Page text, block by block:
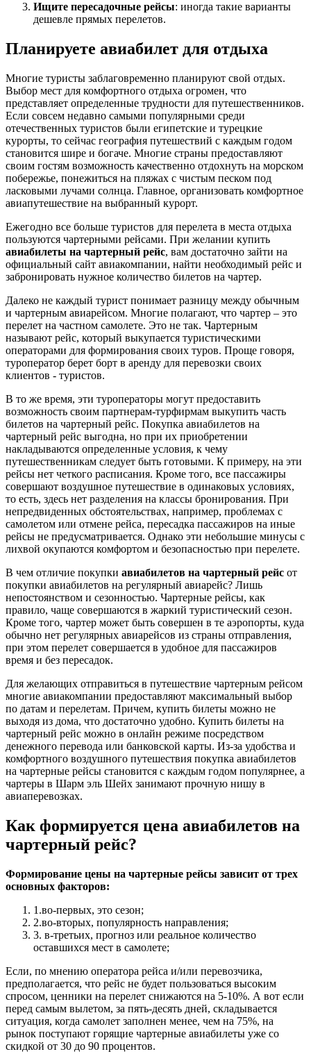
Ищите пересадочные рейсы: иногда такие варианты
дешевле прямых перелетов.
Планируете авиабилет для отдыха
Многие туристы заблаговременно планируют свой отдых.
Выбор мест для комфортного отдыха огромен, что
представляет определенные трудности для путешественников.
Если совсем недавно самыми популярными среди
отечественных туристов были египетские и турецкие
курорты, то сейчас география путешествий с каждым годом
становится шире и богаче. Многие страны предоставляют
своим гостям возможность качественно отдохнуть на морском
побережье, понежиться на пляжах с чистым песком под
ласковыми лучами солнца. Главное, организовать комфортное
авиапутешествие на выбранный курорт.
Ежегодно все больше туристов для перелета в места отдыха
пользуются чартерными рейсами. При желании купить
авиабилеты на чартерный рейс, вам достаточно зайти на
официальный сайт авиакомпании, найти необходимый рейс и
забронировать нужное количество билетов на чартер.
Далеко не каждый турист понимает разницу между обычным
и чартерным авиарейсом. Многие полагают, что чартер – это
перелет на частном самолете. Это не так. Чартерным
называют рейс, который выкупается туристическими
операторами для формирования своих туров. Проще говоря,
туроператор берет борт в аренду для перевозки своих
клиентов - туристов.
В то же время, эти туроператоры могут предоставить
возможность своим партнерам-турфирмам выкупить часть
билетов на чартерный рейс. Покупка авиабилетов на
чартерный рейс выгодна, но при их приобретении
накладываются определенные условия, к чему
путешественникам следует быть готовыми. К примеру, на эти
рейсы нет четкого расписания. Кроме того, все пассажиры
совершают воздушное путешествие в одинаковых условиях,
то есть, здесь нет разделения на классы бронирования. При
непредвиденных обстоятельствах, например, проблемах с
самолетом или отмене рейса, пересадка пассажиров на иные
рейсы не предусматривается. Однако эти небольшие минусы с
лихвой окупаются комфортом и безопасностью при перелете.
В чем отличие покупки авиабилетов на чартерный рейс от
покупки авиабилетов на регулярный авиарейс? Лишь
непостоянством и сезонностью. Чартерные рейсы, как
правило, чаще совершаются в жаркий туристический сезон.
Кроме того, чартер может быть совершен в те аэропорты, куда
обычно нет регулярных авиарейсов из страны отправления,
при этом перелет совершается в удобное для пассажиров
время и без пересадок.
Для желающих отправиться в путешествие чартерным рейсом
многие авиакомпании предоставляют максимальный выбор
по датам и перелетам. Причем, купить билеты можно не
выходя из дома, что достаточно удобно. Купить билеты на
чартерный рейс можно в онлайн режиме посредством
денежного перевода или банковской карты. Из-за удобства и
комфортного воздушного путешествия покупка авиабилетов
на чартерные рейсы становится с каждым годом популярнее, а
чартеры в Шарм эль Шейх занимают прочную нишу в
авиаперевозках.
Как формируется цена авиабилетов на
чартерный рейс?
Формирование цены на чартерные рейсы зависит от трех
основных факторов:
1.во-первых, это сезон;
2.во-вторых, популярность направления;
3. в-третьих, прогноз или реальное количество
оставшихся мест в самолете;
Если, по мнению оператора рейса и/или перевозчика,
предполагается, что рейс не будет пользоваться высоким
спросом, ценники на перелет снижаются на 5-10%. А вот если
перед самым вылетом, за пять-десять дней, складывается
ситуация, когда самолет заполнен менее, чем на 75%, на
рынок поступают горящие чартерные авиабилеты уже со
скидкой от 30 до 90 процентов.